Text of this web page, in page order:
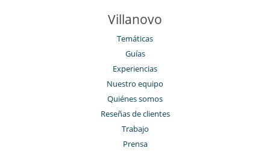
Villanovo
Temáticas
Guías
Experiencias
Nuestro equipo
Quiénes somos
Reseñas de clientes
Trabajo
Prensa